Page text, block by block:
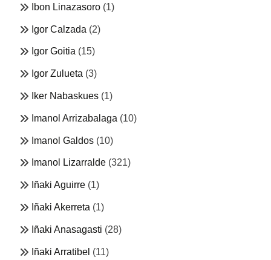
Ibon Linazasoro (1)
Igor Calzada (2)
Igor Goitia (15)
Igor Zulueta (3)
Iker Nabaskues (1)
Imanol Arrizabalaga (10)
Imanol Galdos (10)
Imanol Lizarralde (321)
Iñaki Aguirre (1)
Iñaki Akerreta (1)
Iñaki Anasagasti (28)
Iñaki Arratibel (11)